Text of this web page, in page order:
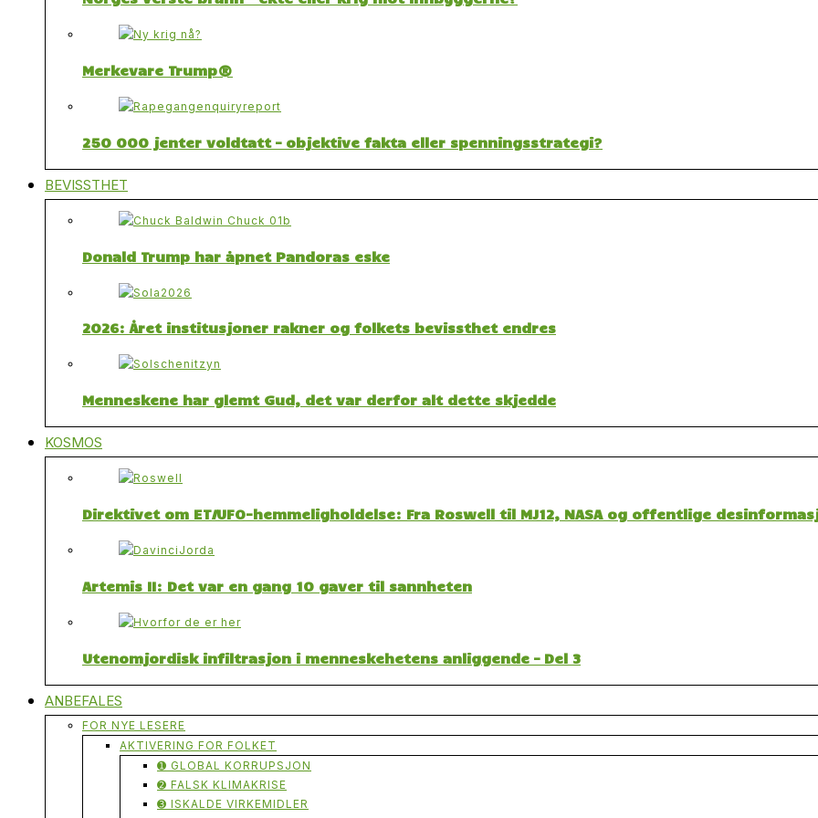
Merkevare Trump®
250 000 jenter voldtatt – objektive fakta eller spenningsstrategi?
BEVISSTHET
Donald Trump har åpnet Pandoras eske
2026: Året institusjoner rakner og folkets bevissthet endres
Menneskene har glemt Gud, det var derfor alt dette skjedde
KOSMOS
Direktivet om ET/UFO-hemmeligholdelse: Fra Roswell til MJ12, NASA og offentlige
Artemis II: Det var en gang 10 gaver til sannheten
Utenomjordisk infiltrasjon i menneskehetens anliggende – Del 3
ANBEFALES
FOR NYE LESERE
AKTIVERING FOR FOLKET
➊ GLOBAL KORRUPSJON
➋ FALSK KLIMAKRISE
➌ ISKALDE VIRKEMIDLER